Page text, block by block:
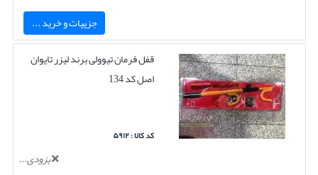
جزییات و خرید ...
قفل فرمان تیوولی برند لیزر تایوان
اصل کد 134
کد کالا : ۵۹۱۲
بزودی...